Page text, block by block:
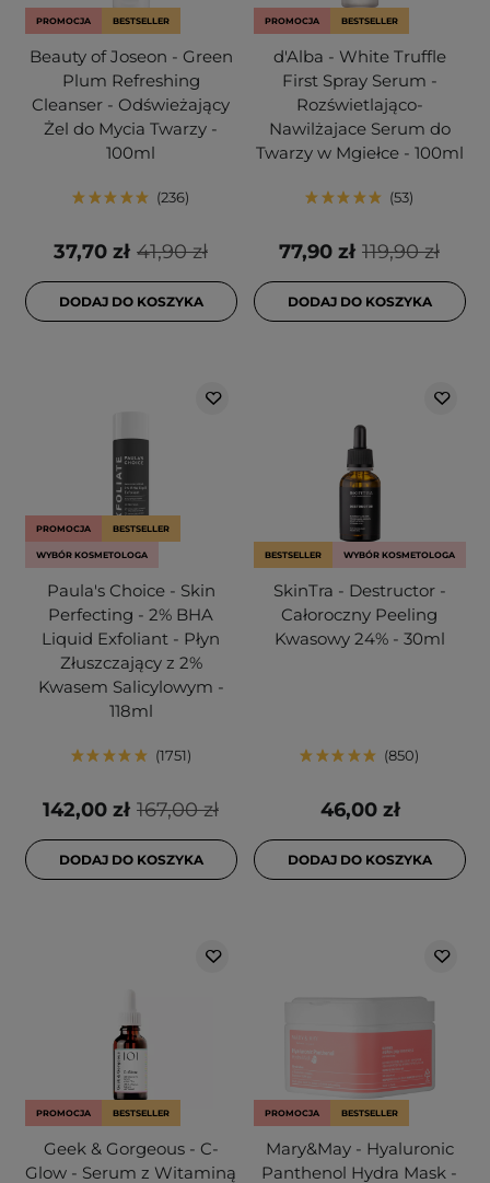
PROMOCJA BESTSELLER
Beauty of Joseon - Green
Plum Refreshing
Cleanser - Odświeżający
Żel do Mycia Twarzy -
100ml
236
41,90 zł
37,70 zł
DODAJ DO KOSZYKA
PROMOCJA BESTSELLER
d'Alba - White Truffle
First Spray Serum -
Rozświetlająco-
Nawilżajace Serum do
Twarzy w Mgiełce - 100ml
53
119,90 zł
77,90 zł
DODAJ DO KOSZYKA
PROMOCJA BESTSELLER
WYBÓR KOSMETOLOGA
Paula's Choice - Skin
Perfecting - 2% BHA
Liquid Exfoliant - Płyn
Złuszczający z 2%
Kwasem Salicylowym -
118ml
1751
167,00 zł
142,00 zł
DODAJ DO KOSZYKA
BESTSELLER WYBÓR KOSMETOLOGA
SkinTra - Destructor -
Całoroczny Peeling
Kwasowy 24% - 30ml
850
46,00 zł
DODAJ DO KOSZYKA
PROMOCJA BESTSELLER
Geek & Gorgeous - C-
Glow - Serum z Witaminą
PROMOCJA BESTSELLER
Mary&May - Hyaluronic
Panthenol Hydra Mask -